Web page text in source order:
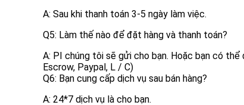
A: Sau khi thanh toán 3-5 ngày làm việc.
Q5: Làm thế nào để đặt hàng và thanh toán?
A: PI chúng tôi sẽ gửi cho bạn. Hoặc bạn có
Escrow, Paypal, L / C)
Q6: Bạn cung cấp dịch vụ sau bán hàng?
A: 24*7 dịch vụ là cho bạn.